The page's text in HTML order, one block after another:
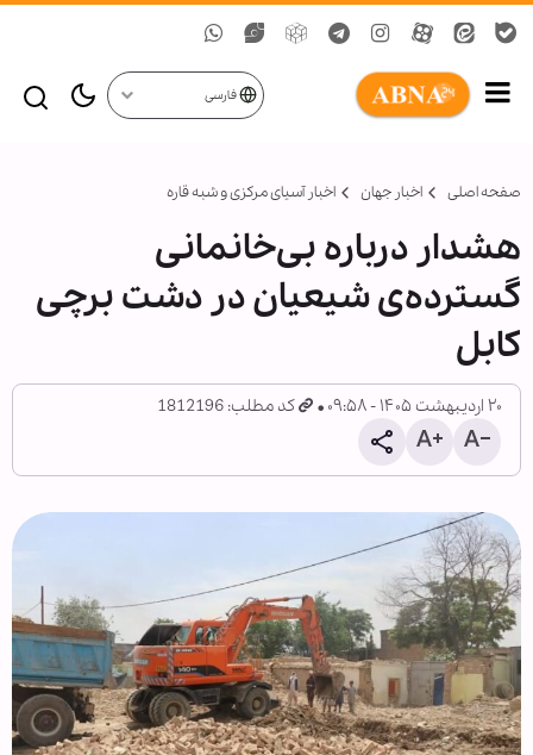
فارسی
صفحه اصلی اخبار جهان اخبار آسیای مرکزی و شبه قاره
هشدار درباره بی‌خانمانی
گسترده‌ی شیعیان در دشت برچی
کابل
۲۰ اردیبهشت ۱۴۰۵ - ۰۹:۵۸ کد مطلب: 1812196